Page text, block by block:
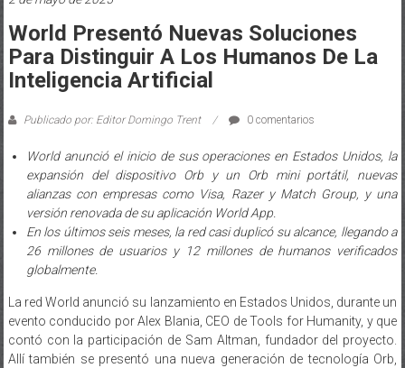
World Presentó Nuevas Soluciones
Para Distinguir A Los Humanos De La
Inteligencia Artificial
expansión del dispositivo Orb y un Orb mini portátil, nuevas
alianzas con empresas como Visa, Razer y Match Group, y una
versión renovada de su aplicación World App.
En los últimos seis meses, la red casi duplicó su alcance, llegando a
26 millones de usuarios y 12 millones de humanos verificados
globalmente.
evento conducido por Alex Blania, CEO de Tools for Humanity, y que
contó con la participación de Sam Altman, fundador del proyecto.
Allí también se presentó una nueva generación de tecnología Orb,
innovadoras alianzas con World ID en finanzas (Visa) y gaming